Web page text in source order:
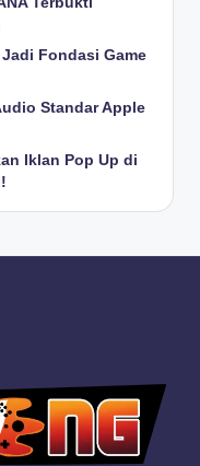
Fondasi Game
Standar Apple
Iklan Pop Up di